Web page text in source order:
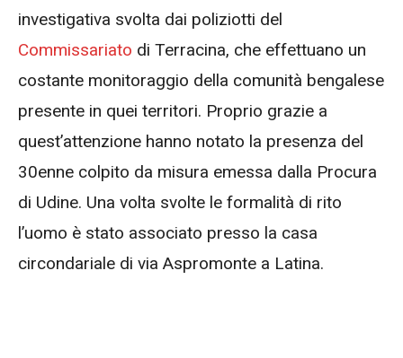
investigativa svolta dai poliziotti del
Commissariato di Terracina, che effettuano un
costante monitoraggio della comunità bengalese
presente in quei territori. Proprio grazie a
quest’attenzione hanno notato la presenza del
30enne colpito da misura emessa dalla Procura
di Udine. Una volta svolte le formalità di rito
l’uomo è stato associato presso la casa
circondariale di via Aspromonte a Latina.